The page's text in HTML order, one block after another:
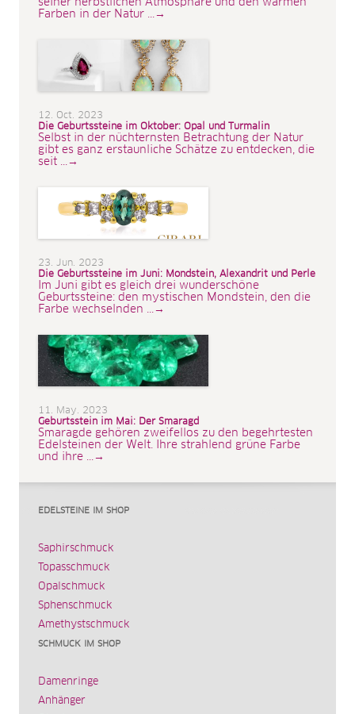
seiner herbstlichen Atmosphäre und den warmen
Farben in der Natur ...→
12. Oct. 2023
Die Geburtssteine im Oktober: Opal und Turmalin
Selbst in der nüchternsten Betrachtung der Natur
gibt es ganz erstaunliche Schätze zu entdecken, die
seit ...→
23. Jun. 2023
Die Geburtssteine im Juni: Mondstein, Alexandrit und Perle
Im Juni gibt es gleich drei wunderschöne
Geburtssteine: den mystischen Mondstein, den die
Farbe wechselnden ...→
11. May. 2023
Geburtsstein im Mai: Der Smaragd
Smaragde gehören zweifellos zu den begehrtesten
Edelsteinen der Welt. Ihre strahlend grüne Farbe
und ihre ...→
EDELSTEINE IM SHOP
Saphirschmuck
Topasschmuck
Opalschmuck
Sphenschmuck
Amethystschmuck
SCHMUCK IM SHOP
Damenringe
Anhänger